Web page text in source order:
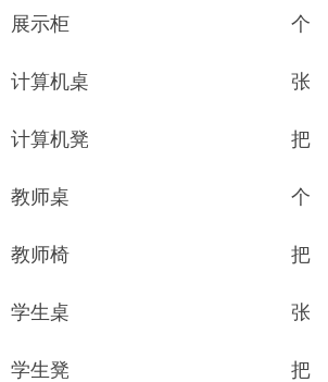
展示柜 个
计算机桌 张
计算机凳 把
教师桌 个
教师椅 把
学生桌 张
学生凳 把